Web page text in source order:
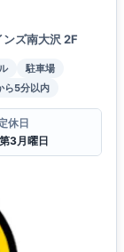
ズ南大沢 2F
駐車場
ら5分以内
休日
3月曜日